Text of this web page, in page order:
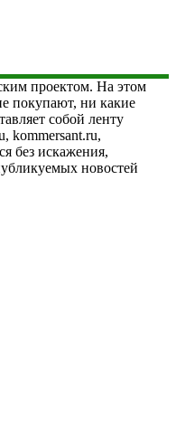
проектом. На этом
покупают, ни какие
собой ленту
kommersant.ru,
без искажения,
новостей